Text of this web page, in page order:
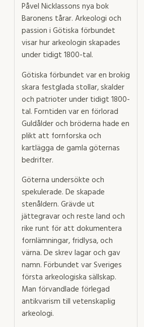
Påvel Nicklassons nya bok
Baronens tårar. Arkeologi och
passion i Götiska förbundet
visar hur arkeologin skapades
under tidigt 1800-tal.
Götiska förbundet var en brokig
skara festglada stollar, skalder
och patrioter under tidigt 1800-
tal. Forntiden var en förlorad
Guldålder och bröderna hade en
plikt att fornforska och
kartlägga de gamla göternas
bedrifter.
Göterna undersökte och
spekulerade. De skapade
stenåldern. Grävde ut
jättegravar och reste land och
rike runt för att dokumentera
fornlämningar, fridlysa, och
värna. De skrev lagar och gav
namn. Förbundet var Sveriges
första arkeologiska sällskap.
Man förvandlade förlegad
antikvarism till vetenskaplig
arkeologi.